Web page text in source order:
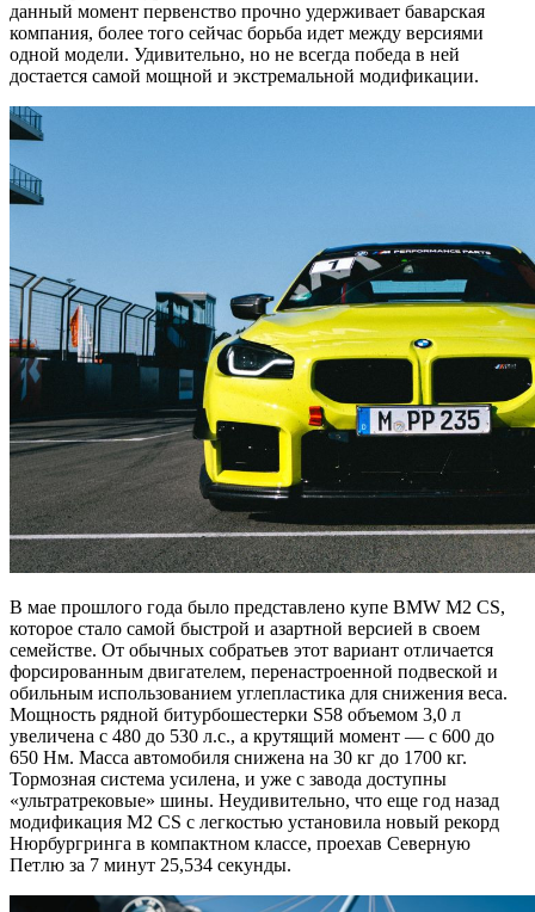
данный момент первенство прочно удерживает баварская
компания, более того сейчас борьба идет между версиями
одной модели. Удивительно, но не всегда победа в ней
достается самой мощной и экстремальной модификации.
В мае прошлого года было представлено купе BMW M2 CS,
которое стало самой быстрой и азартной версией в своем
семействе. От обычных собратьев этот вариант отличается
форсированным двигателем, перенастроенной подвеской и
обильным использованием углепластика для снижения веса.
Мощность рядной битурбошестерки S58 объемом 3,0 л
увеличена с 480 до 530 л.с., а крутящий момент — с 600 до
650 Нм. Масса автомобиля снижена на 30 кг до 1700 кг.
Тормозная система усилена, и уже с завода доступны
«ультратрековые» шины. Неудивительно, что еще год назад
модификация M2 CS с легкостью установила новый рекорд
Нюрбургринга в компактном классе, проехав Северную
Петлю за 7 минут 25,534 секунды.